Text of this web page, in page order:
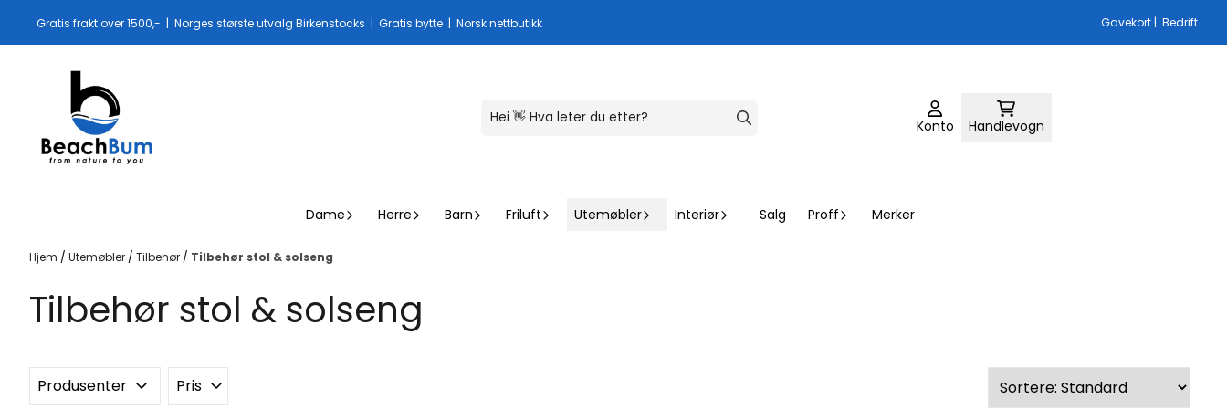
Hopp til innhold
Gratis frakt over 1500,- | Norges største utvalg Birkenstocks | Gratis bytte | Norsk nettbutikk Gavekort | Bedrift
Konto Handlevogn
Dame Herre Barn Friluft Utemøbler Interiør Salg Proff Merker
Hjem / Utemøbler / Tilbehør / Tilbehør stol & solseng
Tilbehør stol & solseng
Produsenter Pris